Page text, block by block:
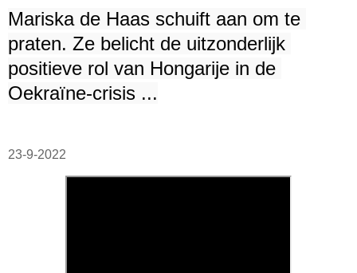
Mariska de Haas schuift aan om te
praten. Ze belicht de uitzonderlijk
positieve rol van Hongarije in de
Oekraïne-crisis ...
23-9-2022